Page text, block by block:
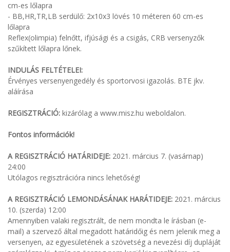
cm-es lőlapra
- BB,HR,TR,LB serdülő: 2x10x3 lövés 10 méteren 60 cm-es
lőlapra
Reflex(olimpia) felnőtt, ifjúsági és a csigás, CRB versenyzők
szűkített lőlapra lőnek.
INDULÁS FELTÉTELEI:
Érvényes versenyengedély és sportorvosi igazolás. BTE jkv.
aláírása
REGISZTRÁCIÓ: kizárólag a www.misz.hu weboldalon.
Fontos információk!
A REGISZTRÁCIÓ HATÁRIDEJE: 2021. március 7. (vasárnap)
24:00
Utólagos regisztrációra nincs lehetőség!
A REGISZTRÁCIÓ LEMONDÁSÁNAK HARÁTIDEJE: 2021. március
10. (szerda) 12:00
Amennyiben valaki regisztrált, de nem mondta le írásban (e-
mail) a szervező által megadott határidőig és nem jelenik meg a
versenyen, az egyesületének a szövetség a nevezési díj dupláját